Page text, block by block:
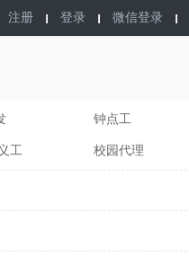
微信登录
登录
注册
钟点工
工 校园代理